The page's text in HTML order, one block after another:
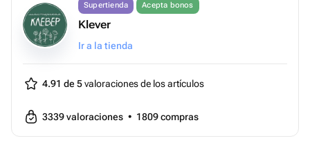
Supertienda Acepta bonos
Klever
Ir a la tienda
4.91 de 5valoraciones de los artículos
3339valoraciones • 1809compras